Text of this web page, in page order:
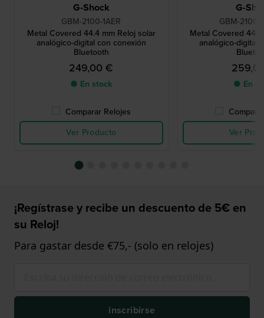
G-Shock
GBM-2100-1AER
Metal Covered 44.4 mm Reloj solar
analógico-digital con conexión
Bluetooth
249,00 €
● En stock
Comparar Relojes
Ver Producto
G-
GBM-
Metal Covered
analógico-digital
● En
Ver
¡Regístrase y recibe un descuento de 5€ en
su Reloj!
Para gastar desde €75,- (solo en relojes)
inscribirse